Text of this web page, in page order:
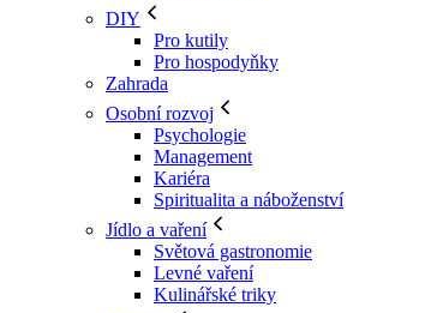
DIY
Pro kutily
Pro hospodyňky
Zahrada
Osobní rozvoj
Psychologie
Management
Kariéra
Spiritualita a náboženství
Jídlo a vaření
Světová gastronomie
Levné vaření
Kulinářské triky